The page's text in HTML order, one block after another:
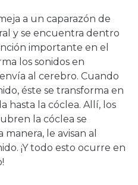
a un caparazón de
y se encuentra dentro
importante en el
los sonidos en
al cerebro. Cuando
éste se transforma en
hasta la cóclea. Allí, los
la cóclea se
le avisan al
¡Y todo esto ocurre en